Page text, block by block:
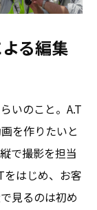
る編集
いのこと。A.T
を作りたいと
で撮影を担当
をはじめ、お客
見るのは初め